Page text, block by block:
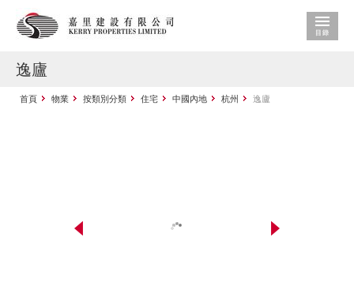
逸廬
首頁 物業 按類別分類 住宅 中國內地 杭州 逸廬